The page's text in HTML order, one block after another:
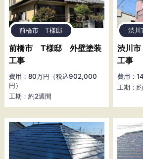
前橋市 T様邸
前橋市 T様邸 外壁塗装
工事
費用：80万円（税込902,000
円）
工期：約2週間
渋
渋川
工事
費用：
工期：